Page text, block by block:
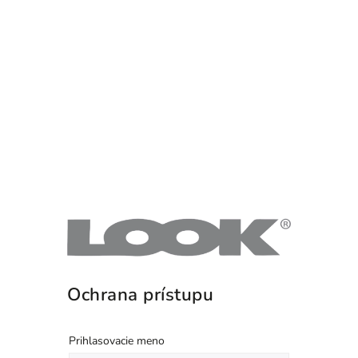
Ochrana prístupu
Prihlasovacie meno